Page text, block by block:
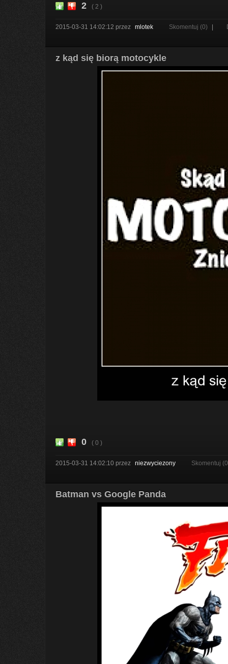
2 ( 2 )
2015-03-31 14:02:12 przez mlotek Skomentuj (0)
z kąd się biorą motocykle
0 ( 0 )
2015-03-31 14:02:10 przez niezwyciezony Skomentuj
Batman vs Google Panda